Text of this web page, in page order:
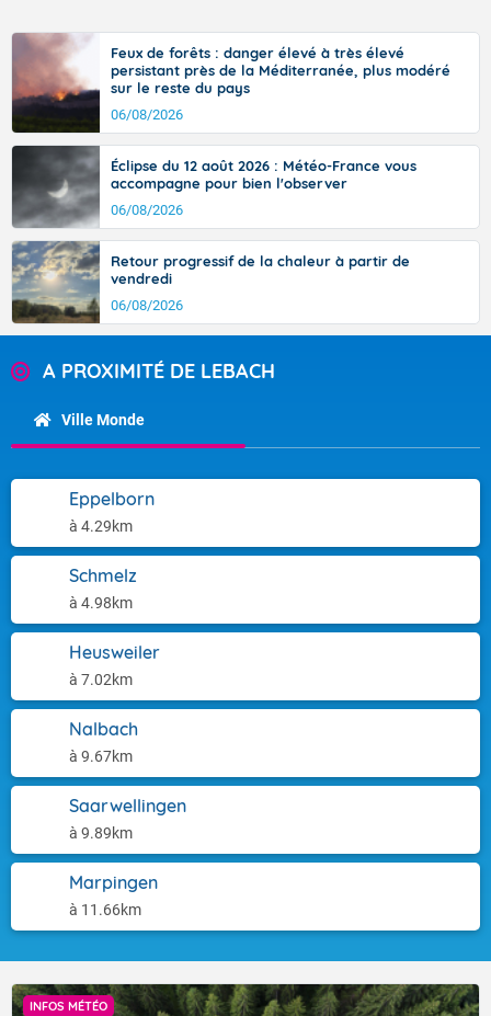
Feux de forêts : danger élevé à très élevé
persistant près de la Méditerranée, plus modéré
sur le reste du pays
06/08/2026
Éclipse du 12 août 2026 : Météo-France vous
accompagne pour bien l'observer
06/08/2026
Retour progressif de la chaleur à partir de
vendredi
06/08/2026
A PROXIMITÉ DE LEBACH
Ville Monde
Eppelborn
à 4.29km
Schmelz
à 4.98km
Heusweiler
à 7.02km
Nalbach
à 9.67km
Saarwellingen
à 9.89km
Marpingen
à 11.66km
INFOS MÉTÉO